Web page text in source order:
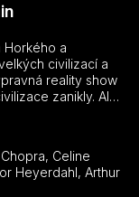
Horkého a
civilizací a
reality show
zanikly. Ale